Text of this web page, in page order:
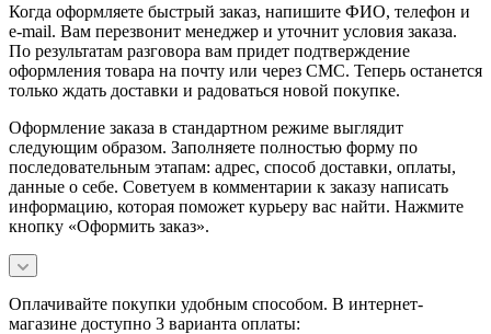
Когда оформляете быстрый заказ, напишите ФИО, телефон и
e-mail. Вам перезвонит менеджер и уточнит условия заказа.
По результатам разговора вам придет подтверждение
оформления товара на почту или через СМС. Теперь останется
только ждать доставки и радоваться новой покупке.
Оформление заказа в стандартном режиме выглядит
следующим образом. Заполняете полностью форму по
последовательным этапам: адрес, способ доставки, оплаты,
данные о себе. Советуем в комментарии к заказу написать
информацию, которая поможет курьеру вас найти. Нажмите
кнопку «Оформить заказ».
Оплачивайте покупки удобным способом. В интернет-
магазине доступно 3 варианта оплаты: